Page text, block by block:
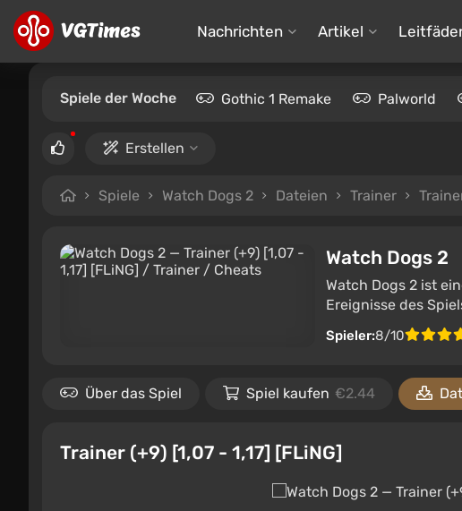
Nachrichten Artikel
Spiele der Woche Gothic 1 Remake Palworld
Erstellen
Spiele Watch Dogs 2 Dateien Trainer
Watch Dogs 2
Watch Dogs 2 ist
Ereignisse des
Spieler:8/10
Über das Spiel Spiel kaufen €2.44
Trainer (+9) [1,07 - 1,17] [FLiNG]